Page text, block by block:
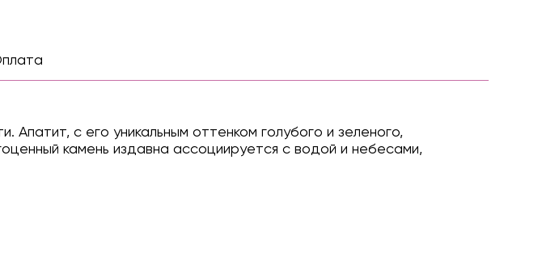
Апатит, с его уникальным оттенком голубого и зеленого,
камень издавна ассоциируется с водой и небесами,